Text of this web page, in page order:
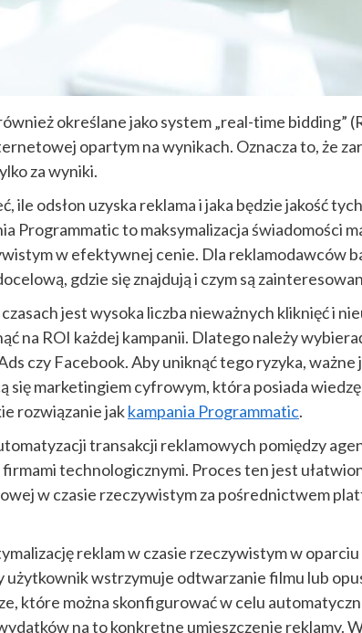
określane jako system „real-time bidding”
opartym na wynikach. Oznacza to, że
za wyniki.
ile odsłon uzyska reklama i jaka będzie jakość
Programmatic to maksymalizacja świadomości
w efektywnej cenie. Dla reklamodawców
gdzie się znajdują i czym są
jest wysoka liczba nieważnych kliknięć i
na ROI każdej kampanii. Dlatego należy
czy Facebook. Aby uniknąć tego ryzyka, ważne
się marketingiem cyfrowym, która posiada
rozwiązanie jakkampania Programmatic.
transakcji reklamowych pomiędzy
technologicznymi. Proces ten jest
w czasie rzeczywistym za pośrednictwem
reklam w czasie rzeczywistym w oparciu
użytkownik wstrzymuje odtwarzanie filmu lub
które można skonfigurować w celu
na to konkretne umieszczenie reklamy.